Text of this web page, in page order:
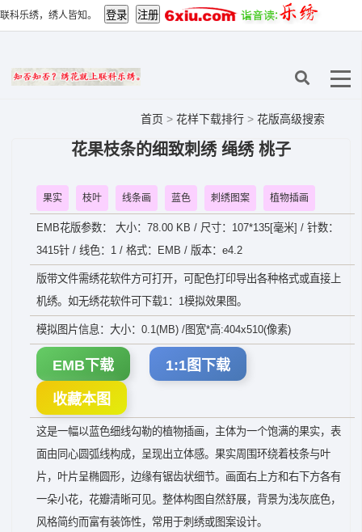
联科乐绣，绣人皆知。
首页 > 花样下载排行 > 花版高级搜索
花果枝条的细致刺绣 绳绣 桃子
果实 枝叶 线条画 蓝色 刺绣图案 植物插画
EMB花版参数： 大小：78.00 KB / 尺寸：107*135[毫米] / 针数：
3415针 / 线色：1 / 格式：EMB / 版本：e4.2
版带文件需绣花软件方可打开，可配色打印导出各种格式或直接上
机绣。如无绣花软件可下载1：1模拟效果图。
模拟图片信息：大小：0.1(MB) /图宽*高:404x510(像素)
EMB下载 1:1图下载
收藏本图
这是一幅以蓝色细线勾勒的植物插画，主体为一个饱满的果实，表
面由同心圆弧线构成，呈现出立体感。果实周围环绕着枝条与叶
片，叶片呈椭圆形，边缘有锯齿状细节。画面右上方和右下方各有
一朵小花，花瓣清晰可见。整体构图自然舒展，背景为浅灰底色，
风格简约而富有装饰性，常用于刺绣或图案设计。